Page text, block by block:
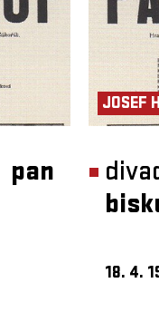
pan
JOSEF
18. 4.